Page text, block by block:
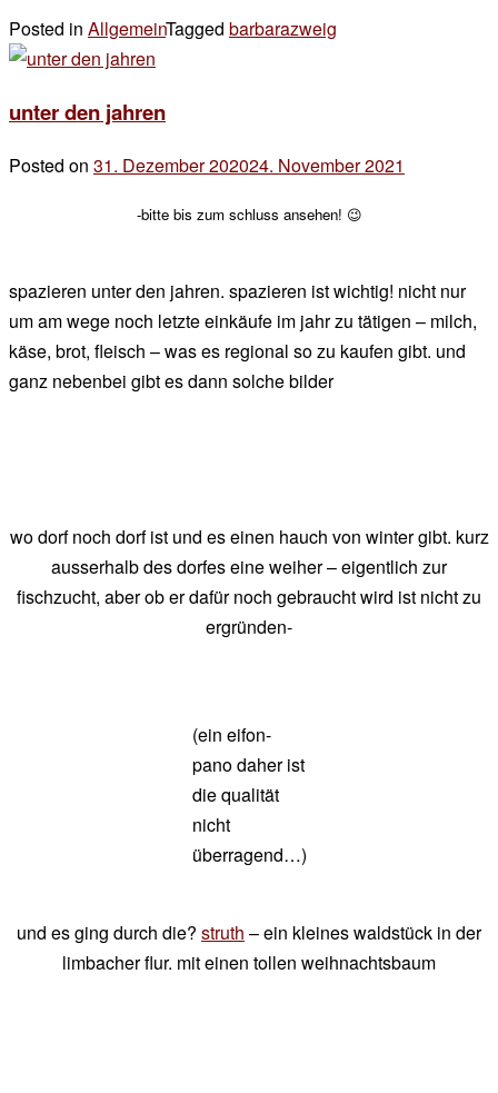
Posted in AllgemeinTagged barbarazweig
dann
war
unter den jahren
Posted on 31. Dezember 202024. November 2021
-bitte bis zum schluss ansehen! 😉
spazieren unter den jahren. spazieren ist wichtig! nicht nur
um am wege noch letzte einkäufe im jahr zu tätigen – milch,
käse, brot, fleisch – was es regional so zu kaufen gibt. und
ganz nebenbei gibt es dann solche bilder
wo dorf noch dorf ist und es einen hauch von winter gibt. kurz
ausserhalb des dorfes eine weiher – eigentlich zur
fischzucht, aber ob er dafür noch gebraucht wird ist nicht zu
ergründen-
(ein eifon-
pano daher ist
die qualität
nicht
überragend…)
und es ging durch die? struth – ein kleines waldstück in der
limbacher flur. mit einen tollen weihnachtsbaum